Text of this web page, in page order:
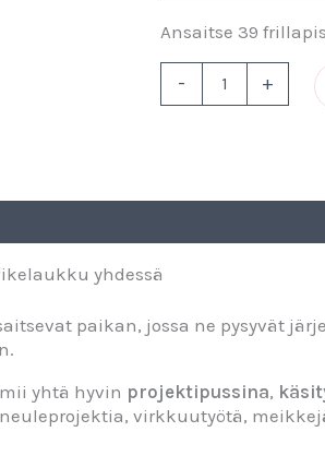
Ansaitse 39
- +
yhdessä
paikan, jossa ne pysyvät
yhtä hyvin projektipussina,
virkkuutyötä,